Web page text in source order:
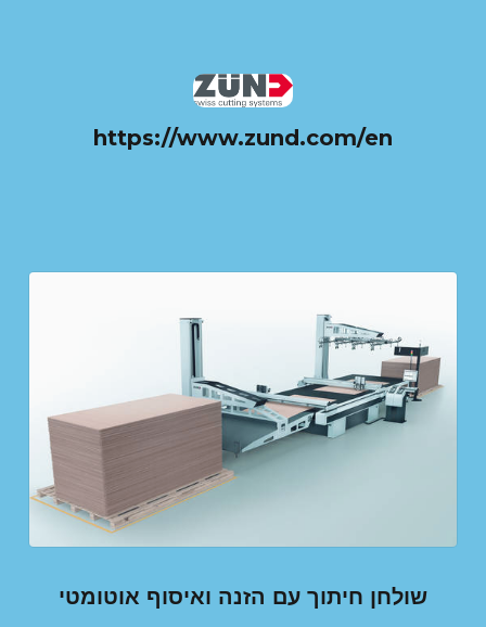
https://www.zund.com/en
שולחן חיתוך עם הזנה ואיסוף אוטומטי